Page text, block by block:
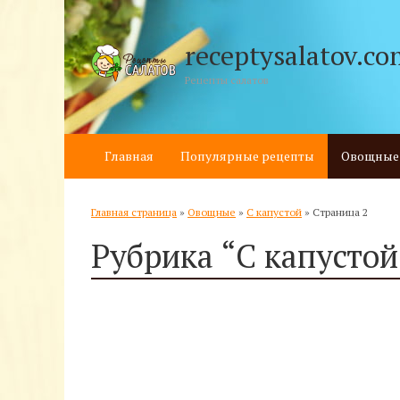
Рецепты салатов
Главная Популярные рецепты Овощные
Главная страница » Овощные » С капустой » Страница 2
Рубрика “С